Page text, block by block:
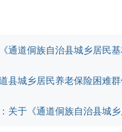
通道侗族自治县城乡居民
县城乡居民养老保险困难
关于《通道侗族自治县城